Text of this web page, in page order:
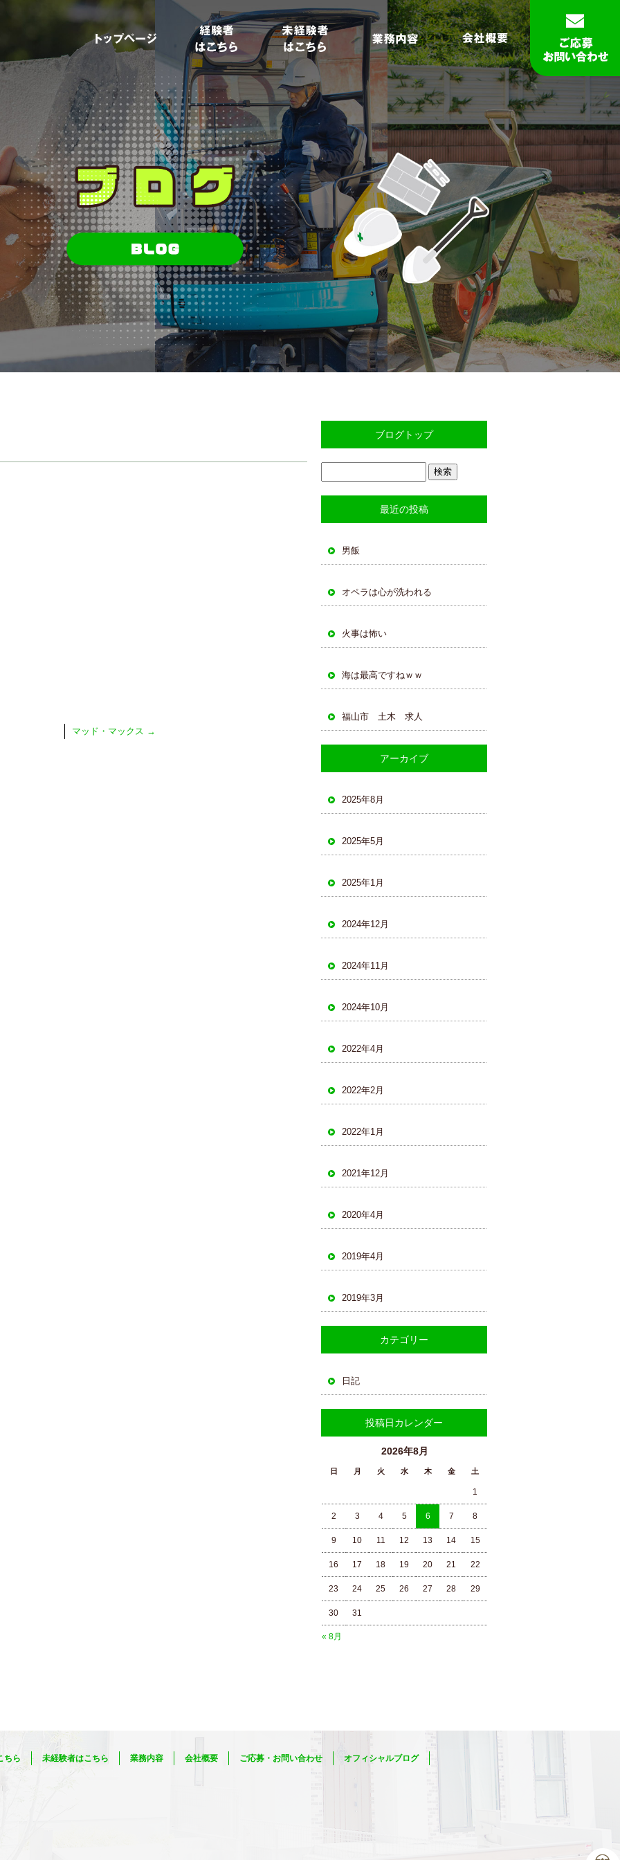
マッド・マックス →
ブログトップ
最近の投稿
男飯
オペラは心が洗われる
火事は怖い
海は最高ですねｗｗ
福山市 土木 求人
アーカイブ
2025年8月
2025年5月
2025年1月
2024年12月
2024年11月
2024年10月
2022年4月
2022年2月
2022年1月
2021年12月
2020年4月
2019年4月
2019年3月
カテゴリー
日記
投稿日カレンダー
2026年8月
日 月 火 水 木 金 土
« 8月
1
2 3 4 5 6 7 8
9 10 11 12 13 14 15
16 17 18 19 20 21 22
23 24 25 26 27 28 29
30 31
ちら 未経験者はこちら 業務内容 会社概要 ご応募・お問い合わせ オフィシャルブログ